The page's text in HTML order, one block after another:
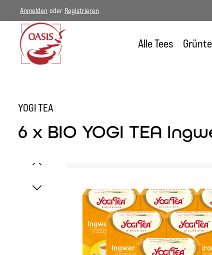
Hauptinhalt springen
Zur Hauptnavigation springen
Anmelden oder Registrieren
Alle Tees
YOGI TEA
6 x BIO YOGI TEA